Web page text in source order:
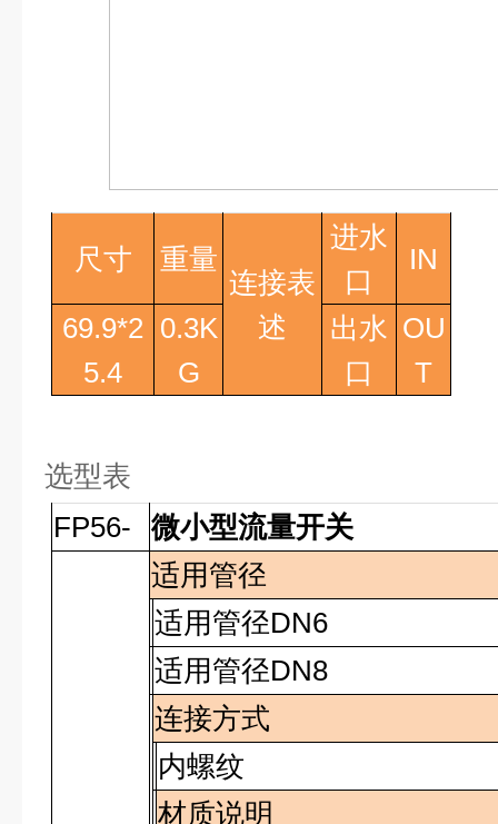
尺寸 重量
连接表
述
进水
口
IN
69.9*2
5.4
0.3K
G
出水
口
OU
T
选型表
FP56-
微小型流量开关
适用管径
适用管径DN6
适用管径DN8
连接方式
内螺纹
材质说明